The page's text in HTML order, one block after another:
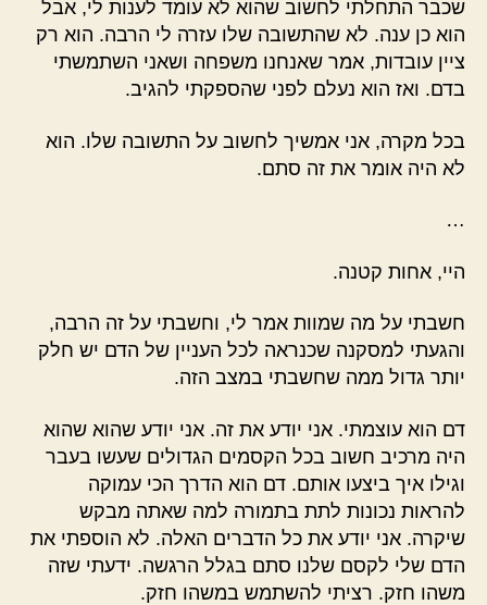
שכבר התחלתי לחשוב שהוא לא עומד לענות לי, אבל
הוא כן ענה. לא שהתשובה שלו עזרה לי הרבה. הוא רק
ציין עובדות, אמר שאנחנו משפחה ושאני השתמשתי
בדם. ואז הוא נעלם לפני שהספקתי להגיב.
בכל מקרה, אני אמשיך לחשוב על התשובה שלו. הוא
לא היה אומר את זה סתם.
…
היי, אחות קטנה.
חשבתי על מה שמוות אמר לי, וחשבתי על זה הרבה,
והגעתי למסקנה שכנראה לכל העניין של הדם יש חלק
יותר גדול ממה שחשבתי במצב הזה.
דם הוא עוצמתי. אני יודע את זה. אני יודע שהוא שהוא
היה מרכיב חשוב בכל הקסמים הגדולים שעשו בעבר
וגילו איך ביצעו אותם. דם הוא הדרך הכי עמוקה
להראות נכונות לתת בתמורה למה שאתה מבקש
שיקרה. אני יודע את כל הדברים האלה. לא הוספתי את
הדם שלי לקסם שלנו סתם בגלל הרגשה. ידעתי שזה
משהו חזק. רציתי להשתמש במשהו חזק.